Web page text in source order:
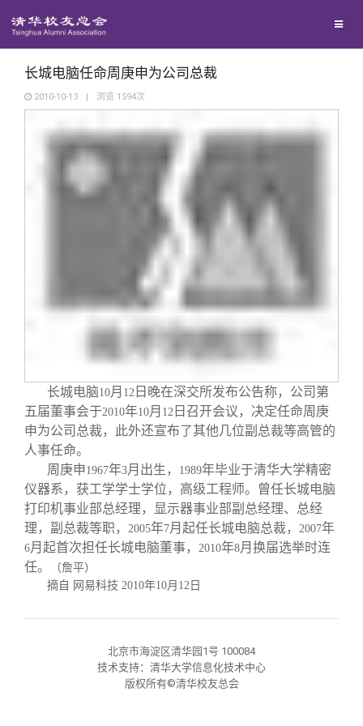
地区联络
院系校友工作
专业委员会
兴趣群体
回馈母校
捐赠新闻
捐赠纪事
捐赠方法
《清华校友通讯》
《水木清华》
我要订阅
清华人物
清华故事
校友文苑
校友讲坛
校友视界
终身学习
三创大赛
实用信息
校友总会
会长致辞
总会章程
理事会名单
制度法规
关闭
长城电脑任命周庚申为公司总裁
2010-10-13 | 浏览 1594次
长城电脑10月 12 日晚在深交所发布公告称，公司第
五届董事会于2010年10月 12 日召开会议，决定任命周庚
申为公司总裁，此外还宣布了其他几位副总裁等高管的
人事任命。
周庚申1967年3月出生， 1989年毕业于清华大学精密
仪器系，获工学学士学位，高级工程师。曾任长城电脑
打印机事业部总经理，显示器事业部副总经理、总经
理，副总裁等职，
2005年7月起任长城电脑总裁， 2007年
6月起首次担任长城电脑董事， 2010年8月换届选举时连
任。
（詹平）
摘自 网易科技 2010年10月 12 日
北京市海淀区清华园1号 100084
技术支持：清华大学信息化技术中心
版权所有©清华校友总会